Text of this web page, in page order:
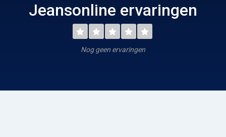
Jeansonline ervaringen
Nog geen ervaringen